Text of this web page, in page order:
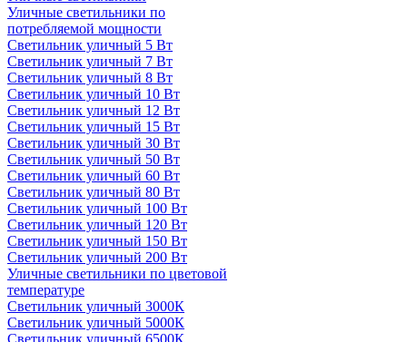
Уличные светильники по
потребляемой мощности
Светильник уличный 5 Вт
Светильник уличный 7 Вт
Светильник уличный 8 Вт
Светильник уличный 10 Вт
Светильник уличный 12 Вт
Светильник уличный 15 Вт
Светильник уличный 30 Вт
Светильник уличный 50 Вт
Светильник уличный 60 Вт
Светильник уличный 80 Вт
Светильник уличный 100 Вт
Светильник уличный 120 Вт
Светильник уличный 150 Вт
Светильник уличный 200 Вт
Уличные светильники по цветовой
температуре
Cветильник уличный 3000К
Cветильник уличный 5000К
Cветильник уличный 6500К